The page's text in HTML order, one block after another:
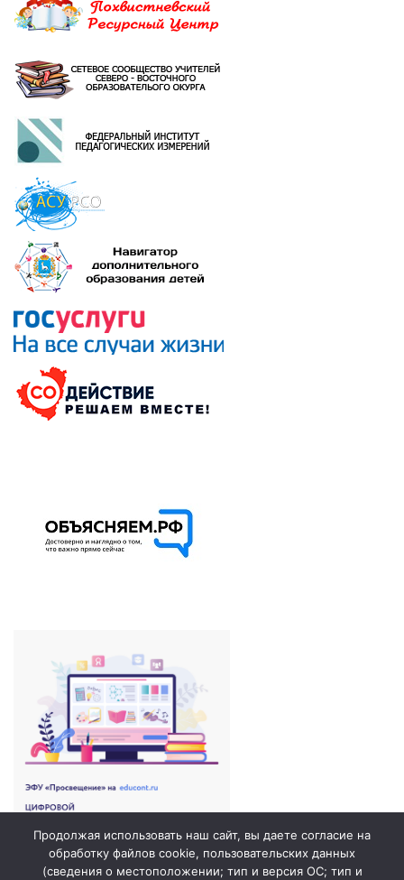
Продолжая использовать наш сайт, вы даете согласие на
обработку файлов cookie, пользовательских данных
(сведения о местоположении; тип и версия ОС; тип и